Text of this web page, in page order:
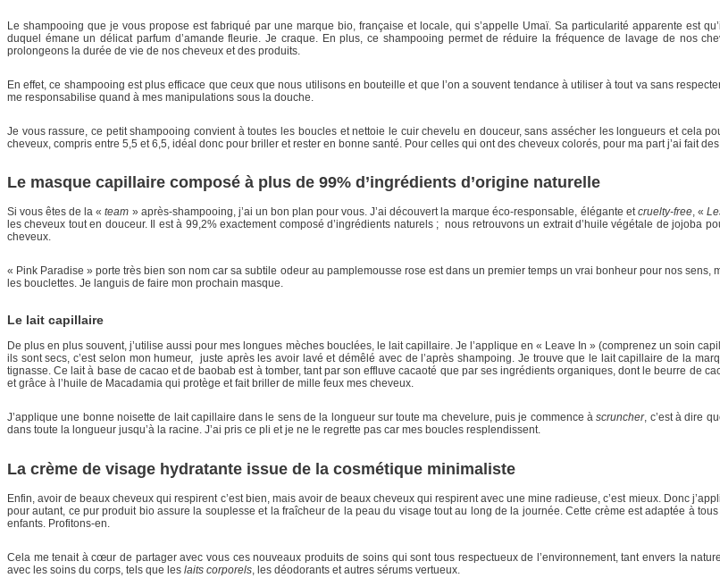
Le shampooing que je vous propose est fabriqué par une marque bio, française et locale, qui s’appelle Umaï. Sa particularité apparente est
duquel émane un délicat parfum d’amande fleurie. Je craque. En plus, ce shampooing permet de réduire la fréquence de lavage de nos
prolongeons la durée de vie de nos cheveux et des produits.
En effet, ce shampooing est plus efficace que ceux que nous utilisons en bouteille et que l’on a souvent tendance à utiliser à tout va sans
me responsabilise quand à mes manipulations sous la douche.
Je vous rassure, ce petit shampooing convient à toutes les boucles et nettoie le cuir chevelu en douceur, sans assécher les longueurs et cela
cheveux, compris entre 5,5 et 6,5, idéal donc pour briller et rester en bonne santé. Pour celles qui ont des cheveux colorés, pour ma part j’ai fait
Le masque capillaire composé à plus de 99% d’ingrédients d’origine naturelle
Si vous êtes de la «team » après-shampooing, j’ai un bon plan pour vous. J’ai découvert la marque éco-responsable, élégante etcruelty-free, «
les cheveux tout en douceur. Il est à 99,2% exactement composé d’ingrédients naturels ; nous retrouvons un extrait d’huile végétale de jojoba
cheveux.
« Pink Paradise » porte très bien son nom car sa subtile odeur au pamplemousse rose est dans un premier temps un vrai bonheur pour nos
les bouclettes. Je languis de faire mon prochain masque.
Le lait capillaire
De plus en plus souvent, j’utilise aussi pour mes longues mèches bouclées, le lait capillaire. Je l’applique en « Leave In » (comprenez un soin
ils sont secs, c’est selon mon humeur, juste après les avoir lavé et démêlé avec de l’après shampoing. Je trouve que le lait capillaire de la
tignasse. Ce lait à base de cacao et de baobab est à tomber, tant par son effluve cacaoté que par ses ingrédients organiques, dont le beurre de
et grâce à l’huile de Macadamia qui protège et fait briller de mille feux mes cheveux.
J’applique une bonne noisette de lait capillaire dans le sens de la longueur sur toute ma chevelure, puis je commence àscruncher, c’est à dire
dans toute la longueur jusqu’à la racine. J’ai pris ce pli et je ne le regrette pas car mes boucles resplendissent.
La crème de visage hydratante issue de la cosmétique minimaliste
Enfin, avoir de beaux cheveux qui respirent c’est bien, mais avoir de beaux cheveux qui respirent avec une mine radieuse, c’est mieux. Donc
pour autant, ce pur produit bio assure la souplesse et la fraîcheur de la peau du visage tout au long de la journée. Cette crème est adaptée à
enfants. Profitons-en.
Cela me tenait à cœur de partager avec vous ces nouveaux produits de soins qui sont tous respectueux de l’environnement, tant envers la
avec les soins du corps, tels que les laits corporels, les déodorants et autres sérums vertueux.